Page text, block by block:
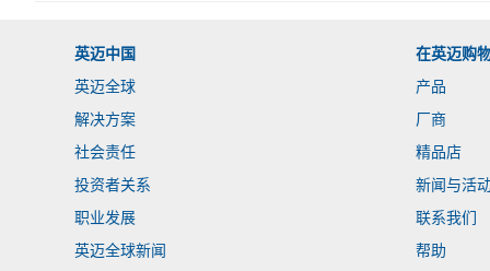
英迈中国
英迈全球
解决方案
社会责任
投资者关系
职业发展
英迈全球新闻
在英迈购
产品
厂商
精品店
新闻与活
联系我们
帮助